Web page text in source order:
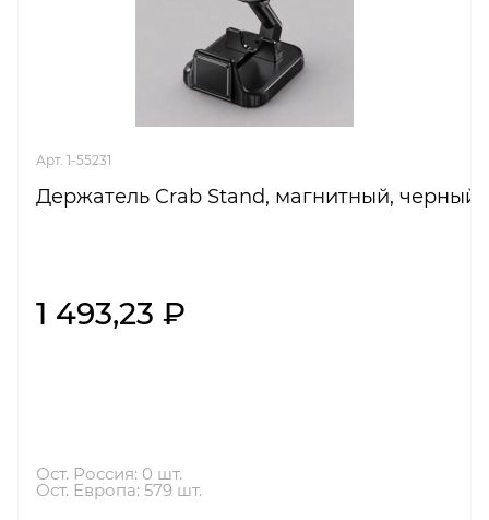
Арт. 1-55231
Держатель Crab Stand, магнитный, черный,
1 493,23 ₽
Ост. Россия: 0 шт.
Ост. Европа: 579 шт.